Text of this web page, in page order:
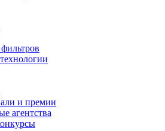
и премии
агентства